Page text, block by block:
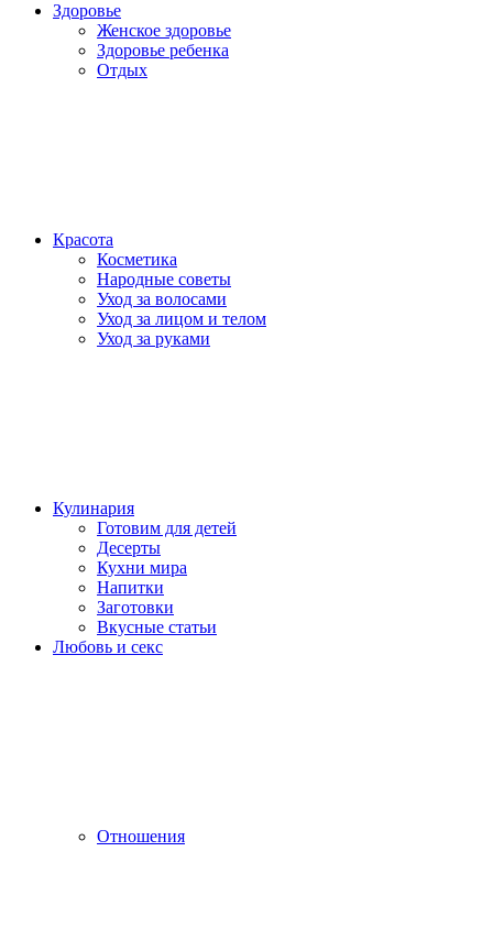
Здоровье
Женское здоровье
Здоровье ребенка
Отдых
Красота
Косметика
Народные советы
Уход за волосами
Уход за лицом и телом
Уход за руками
Кулинария
Готовим для детей
Десерты
Кухни мира
Напитки
Заготовки
Вкусные статьи
Любовь и секс
Отношения